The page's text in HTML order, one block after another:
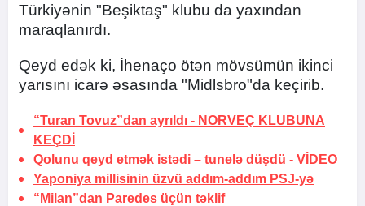
Türkiyənin "Beşiktaş" klubu da yaxından
maraqlanırdı.
Qeyd edək ki, İhenaço ötən mövsümün ikinci
yarısını icarə əsasında "Midlsbro"da keçirib.
“Turan Tovuz”dan ayrıldı - NORVEÇ KLUBUNA
KEÇDİ
Qolunu qeyd etmək istədi – tunelə düşdü - VİDEO
Yaponiya millisinin üzvü addım-addım PSJ-yə
“Milan”dan Paredes üçün təklif